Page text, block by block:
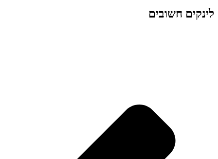
לינקים חשובים